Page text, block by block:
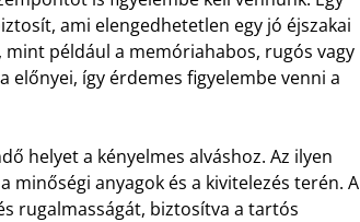
ami elengedhetetlen egy jó éjszakai
például a memóriahabos, rugós vagy
előnyei, így érdemes figyelembe venni a
helyet a kényelmes alváshoz. Az ilyen
anyagok és a kivitelezés terén. A
rugalmasságát, biztosítva a tartós